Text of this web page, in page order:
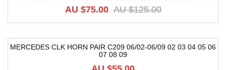
AU $125.00
AU $75.00
MERCEDES CLK HORN PAIR C209 06/02-06/09 02 03 04 05 06
07 08 09